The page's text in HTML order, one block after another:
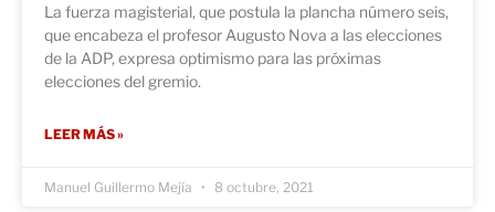
La fuerza magisterial, que postula la plancha número seis,
que encabeza el profesor Augusto Nova a las elecciones
de la ADP, expresa optimismo para las próximas
elecciones del gremio.
LEER MÁS »
Manuel Guillermo Mejía 8 octubre, 2021